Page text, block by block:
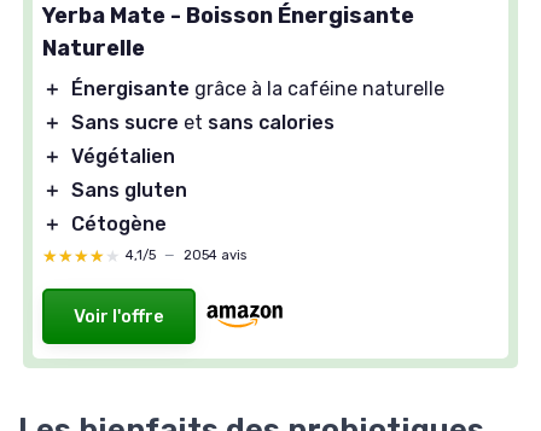
Yerba Mate - Boisson Énergisante
Naturelle
＋ Énergisante grâce à la caféine naturelle
＋ Sans sucre et sans calories
＋ Végétalien
＋ Sans gluten
＋
Cétogène
★★★★★
★★★★★ 4,1/5 — 2054 avis
Voir l'offre